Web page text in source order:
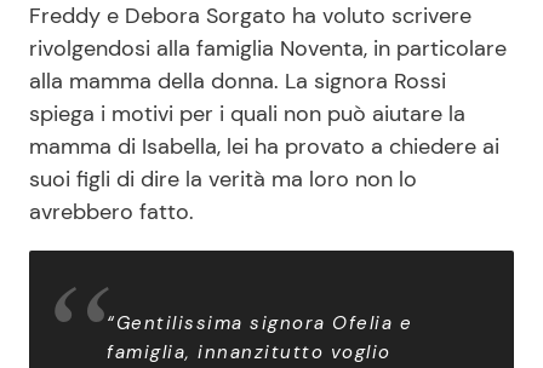
Info
Chi siamo
Disclaimer e Privacy
Contattaci
Pubblicità
Privacy Policy
Freddy e Debora Sorgato ha voluto scrivere
rivolgendosi alla famiglia Noventa, in particolare
alla mamma della donna. La signora Rossi
spiega i motivi per i quali non può aiutare la
mamma di Isabella, lei ha provato a chiedere ai
suoi figli di dire la verità ma loro non lo
avrebbero fatto.
“Gentilissima signora Ofelia e
famiglia, innanzitutto voglio